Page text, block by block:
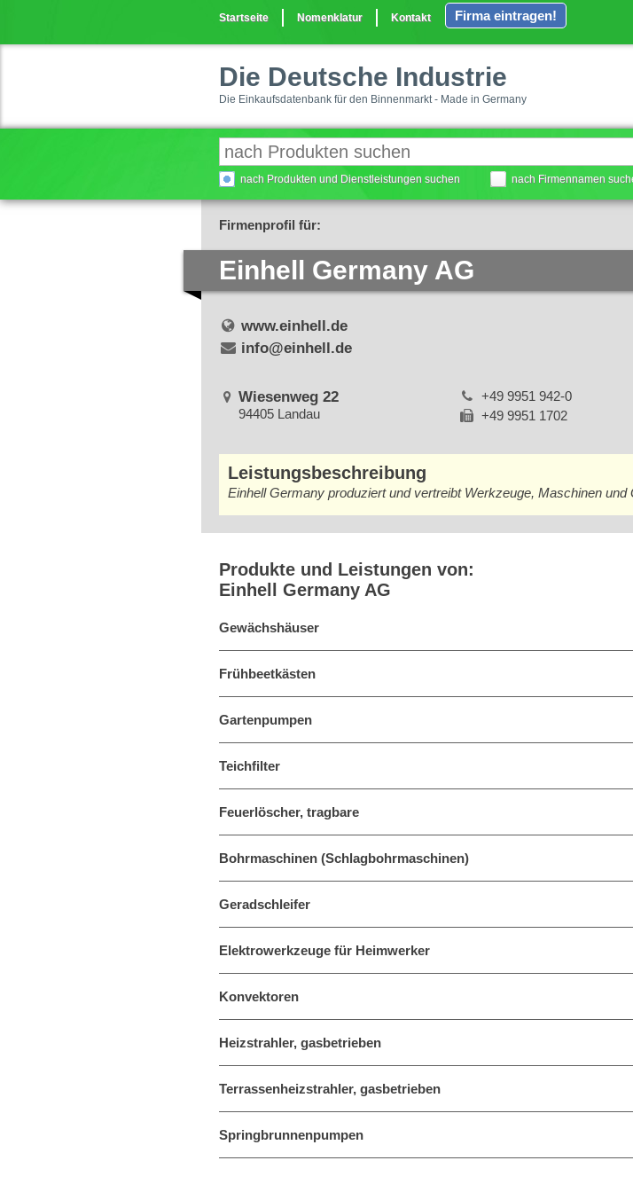
Startseite Nomenklatur Kontakt Firma eintragen!
Die Deutsche Industrie
Die Einkaufsdatenbank für den Binnenmarkt - Made in Germany
nach Produkten und Dienstleistungen suchen nach Firmennamen
Firmenprofil für:
Einhell Germany AG
www.einhell.de
info@einhell.de
Wiesenweg 22
94405 Landau
+49 9951 942-0
+49 9951 1702
Leistungsbeschreibung
Einhell Germany produziert und vertreibt Werkzeuge, Maschinen
Produkte und Leistungen von:
Einhell Germany AG
Gewächshäuser
Frühbeetkästen
Gartenpumpen
Teichfilter
Feuerlöscher, tragbare
Bohrmaschinen (Schlagbohrmaschinen)
Geradschleifer
Elektrowerkzeuge für Heimwerker
Konvektoren
Heizstrahler, gasbetrieben
Terrassenheizstrahler, gasbetrieben
Springbrunnenpumpen